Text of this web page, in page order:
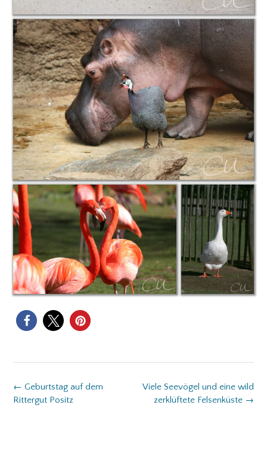
Post
navigation
Viele Seevögel und eine wild
zerklüftete Felsenküste →
← Geburtstag auf dem
Rittergut Positz